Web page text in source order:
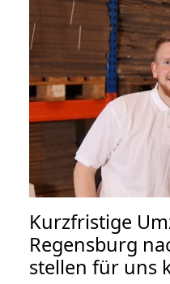
Kurzfristige
Regensburg
stellen für uns